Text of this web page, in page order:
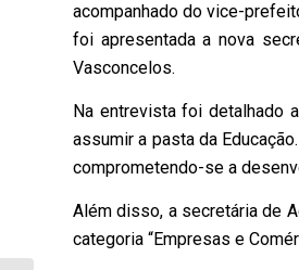
acompanhado do vice-
foi apresentada a nova
Vasconcelos.
Na entrevista foi detalhado
assumir a pasta da
comprometendo-se a
Além disso, a secretária de
categoria “Empresas e